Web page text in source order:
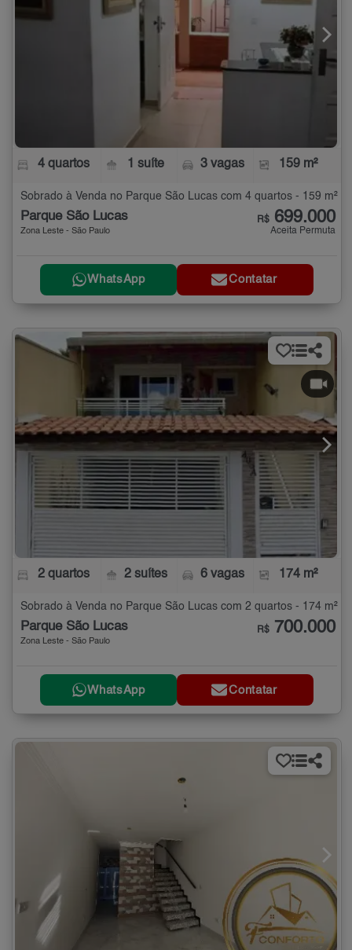
4 quartos 1 suíte 3 vagas 159 m²
Sobrado à Venda no Parque São Lucas com 4 quartos - 159 m²
Parque São Lucas
Zona Leste - São Paulo
R$ 699.000
Aceita Permuta
WhatsApp Contatar
2 quartos 2 suítes 6 vagas 174 m²
Sobrado à Venda no Parque São Lucas com 2 quartos - 174 m²
Parque São Lucas
Zona Leste - São Paulo
R$ 700.000
WhatsApp Contatar